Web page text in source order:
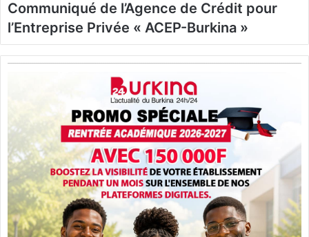
Communiqué de l’Agence de Crédit pour
l’Entreprise Privée « ACEP-Burkina »